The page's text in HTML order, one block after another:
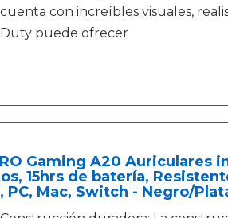
cuenta con increíbles visuales,
Duty puede ofrecer
Gaming A20 Auriculares
15hrs de batería,
PC, Mac, Switch - Negro/